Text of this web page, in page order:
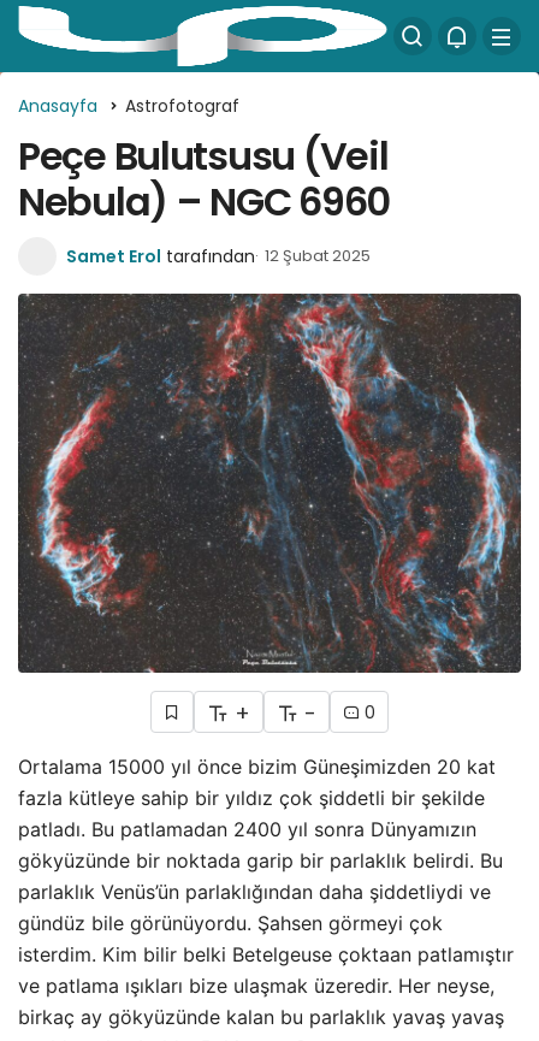
Anasayfa Astrofotograf
Peçe Bulutsusu (Veil
Nebula) – NGC 6960
Samet Erol tarafından 12 Şubat 2025
+ - 0
Ortalama 15000 yıl önce bizim Güneşimizden 20 kat
fazla kütleye sahip bir yıldız çok şiddetli bir şekilde
patladı. Bu patlamadan 2400 yıl sonra Dünyamızın
gökyüzünde bir noktada garip bir parlaklık belirdi. Bu
parlaklık Venüs’ün parlaklığından daha şiddetliydi ve
gündüz bile görünüyordu. Şahsen görmeyi çok
isterdim. Kim bilir belki Betelgeuse çoktaan patlamıştır
ve patlama ışıkları bize ulaşmak üzeredir. Her neyse,
birkaç ay gökyüzünde kalan bu parlaklık yavaş yavaş